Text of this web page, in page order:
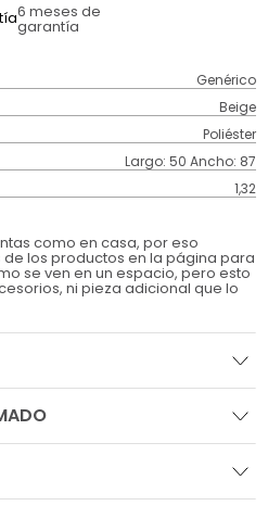
6 meses de
garantía
Genérico
Beige
Poliéster
Largo: 50 Ancho: 87
1,32
como en casa, por eso
los productos en la página para
se ven en un espacio, pero esto
ni pieza adicional que lo